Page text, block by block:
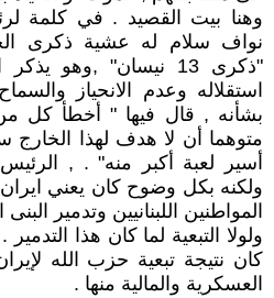
وهنا بيت القصيد . في كلمة
نواف سلام له عشية ذكرى
"ذكرى 13 نيسان" ,وهو
استقلاله وعدم الانحياز
بشأنه , قال فيها " أخطأ كل
متوهما أن لا هدف لهذا
أسير لعبة أكبر منه" . ,
ولكنه بكل وضوح كان يعني
المواطنين اللبنانيين وتدمير
ولولا التبعية لما كان هذا
كان نتيجة تبعية حزب الله
العسكرية والمالية منها .